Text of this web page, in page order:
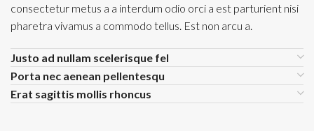
consectetur metus a a interdum odio orci a est parturient nisi
pharetra vivamus a commodo tellus. Est non arcu a.
Justo ad nullam scelerisque fel
Porta nec aenean pellentesqu
Erat sagittis mollis rhoncus